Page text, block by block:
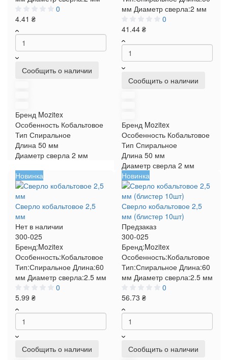
0
4.41 ₴
Сообщить о наличии
Бренд Mozitex
Особенность Кобальтовое
Тип Спиральное
Длина 50 мм
Диаметр сверла 2 мм
мм Диаметр сверла:2 мм
0
41.44 ₴
Сообщить о наличии
Бренд Mozitex
Особенность Кобальтовое
Тип Спиральное
Длина 50 мм
Диаметр сверла 2 мм
Новинка
Сверло кобальтовое 2,5
мм
Нет в наличии
300-025
Бренд:Mozitex
Особенность:Кобальтовое
Тип:Спиральное Длина:60
мм Диаметр сверла:2.5 мм
0
5.99 ₴
Сообщить о наличии
Новинка
Сверло кобальтовое 2,5
мм (блистер 10шт)
Предзаказ
300-025
Бренд:Mozitex
Особенность:Кобальтовое
Тип:Спиральное Длина:60
мм Диаметр сверла:2.5 мм
0
56.73 ₴
Сообщить о наличии